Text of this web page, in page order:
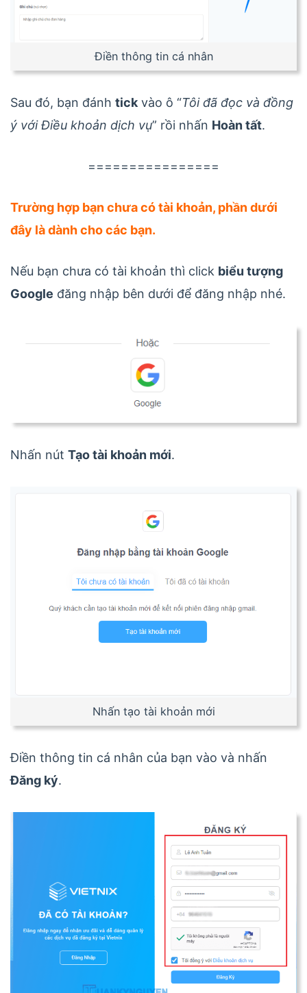
Điền thông tin cá nhân
Sau đó, bạn đánh tickvào ô “Tôi đã đọc và đồng
ý với Điều khoản dịch vụ” rồi nhấn Hoàn tất.
================
Trường hợp bạn chưa có tài khoản, phần dưới
đây là dành cho các bạn.
Nếu bạn chưa có tài khoản thì click biểu tượng
Google đăng nhập bên dưới để đăng nhập nhé.
Nhấn nút Tạo tài khoản mới.
Nhấn tạo tài khoản mới
Điền thông tin cá nhân của bạn vào và nhấn
Đăng ký.